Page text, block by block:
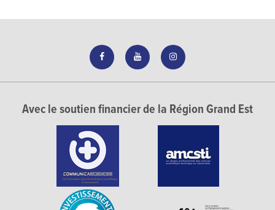
Avec le soutien financier de la Région Grand Est